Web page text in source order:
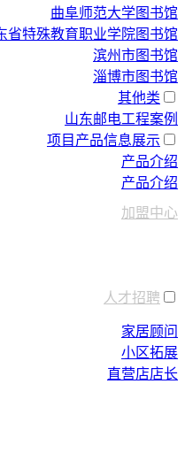
曲阜师范大学图书馆
省特殊教育职业学院图书馆
滨州市图书馆
淄博市图书馆
其他类
山东邮电工程案例
项目产品信息展示
产品介绍
产品介绍
加盟中心
人才招聘
家居顾问
小区拓展
直营店店长